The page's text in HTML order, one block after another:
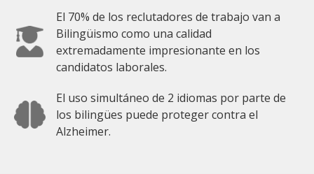
El 70% de los reclutadores de trabajo van a
Bilingüismo como una calidad
extremadamente impresionante en los
candidatos laborales.
El uso simultáneo de 2 idiomas por parte de
los bilingües puede proteger contra el
Alzheimer.